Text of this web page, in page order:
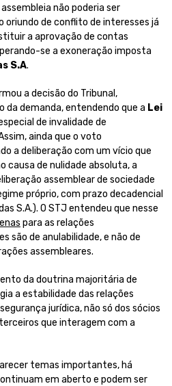
não poderia ser
de conflito de interesses já
a aprovação de contas
se a exoneração imposta
S.A.
a decisão do Tribunal,
demanda, entendendo que a Lei
de invalidade de
ainda que o voto
a deliberação com um vício que
de nulidade absoluta, a
assemblear de sociedade
próprio, com prazo decadencial
S.A.). O STJ entendeu que nesse
para as relações
são de anulabilidade, e não de
assembleares.
da doutrina majoritária de
a estabilidade das relações
jurídica, não só dos sócios
que interagem com a
temas importantes, há
em aberto e podem ser